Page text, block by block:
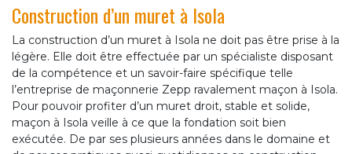
Construction d’un muret à Isola
La construction d’un muret à Isola ne doit pas être prise à la
légère. Elle doit être effectuée par un spécialiste disposant
de la compétence et un savoir-faire spécifique telle
l’entreprise de maçonnerie Zepp ravalement maçon à Isola.
Pour pouvoir profiter d’un muret droit, stable et solide,
maçon à Isola veille à ce que la fondation soit bien
exécutée. De par ses plusieurs années dans le domaine et